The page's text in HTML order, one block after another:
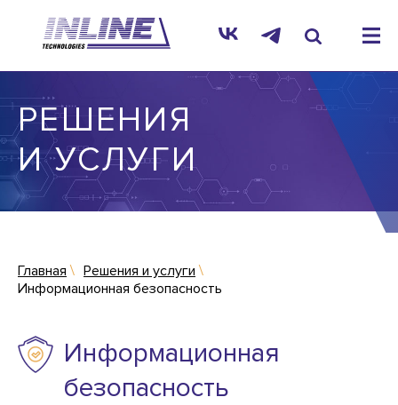
РЕШЕНИЯ
И УСЛУГИ
Главная
Решения и услуги
Информационная безопасность
Информационная
безопасность